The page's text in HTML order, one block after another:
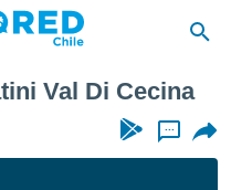
Val Di Cecina
...